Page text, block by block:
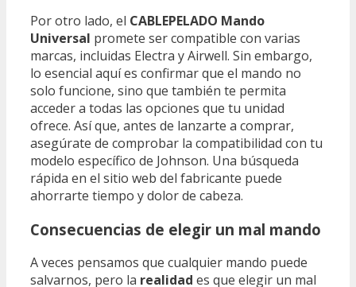
Por otro lado, el CABLEPELADO Mando
Universal promete ser compatible con varias
marcas, incluidas Electra y Airwell. Sin embargo,
lo esencial aquí es confirmar que el mando no
solo funcione, sino que también te permita
acceder a todas las opciones que tu unidad
ofrece. Así que, antes de lanzarte a comprar,
asegúrate de comprobar la compatibilidad con tu
modelo específico de Johnson. Una búsqueda
rápida en el sitio web del fabricante puede
ahorrarte tiempo y dolor de cabeza.
Consecuencias de elegir un mal mando
A veces pensamos que cualquier mando puede
salvarnos, pero la realidad es que elegir un mal